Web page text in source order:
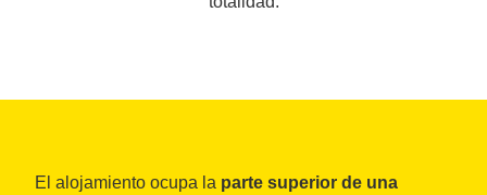
El alojamiento ocupa la parte superior de una